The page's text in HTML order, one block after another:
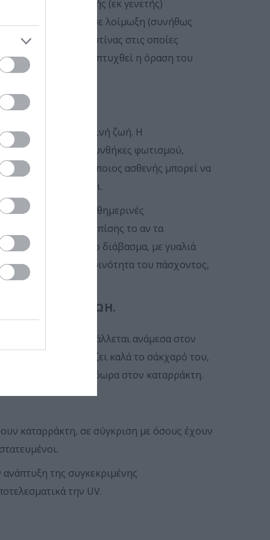
συγγενής (εκ γενετής)
νοσήματα ή σε λοίμωξη (συνήθως
τις εξετάσεις ρουτίνας στις οποίες
καλύτερα θα αναπτυχθεί η όραση του
στην καθημερινή ζωή. Η
σε πολλαπλές συνθήκες φωτισμού,
συνθήκες, ενώ κάποιος ασθενής μπορεί να
υπογραμμίζει.
που αφορούν τις καθημερινές
Ρόλο παίζει επίσης το αν τα
φακό κατά το διάβασμα, με γυαλιά
την καθημερινότητα του πάσχοντος,
την όρασή του.
ΣΤΗ ΖΩΉ.
υγρό που παρεμβάλλεται ανάμεσα στον
διαβήτη δεν ρυθμίζει καλά το σάκχαρό του,
να οδηγήσουν πρόωρα στον καταρράκτη.
καταρράκτη, σε σύγκριση με όσους έχουν
της συγκεκριμένης
την UV.